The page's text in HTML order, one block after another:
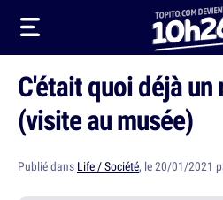
C'était quoi déjà un
(visite au musée)
Publié dans Life / Société, le 20/01/2021